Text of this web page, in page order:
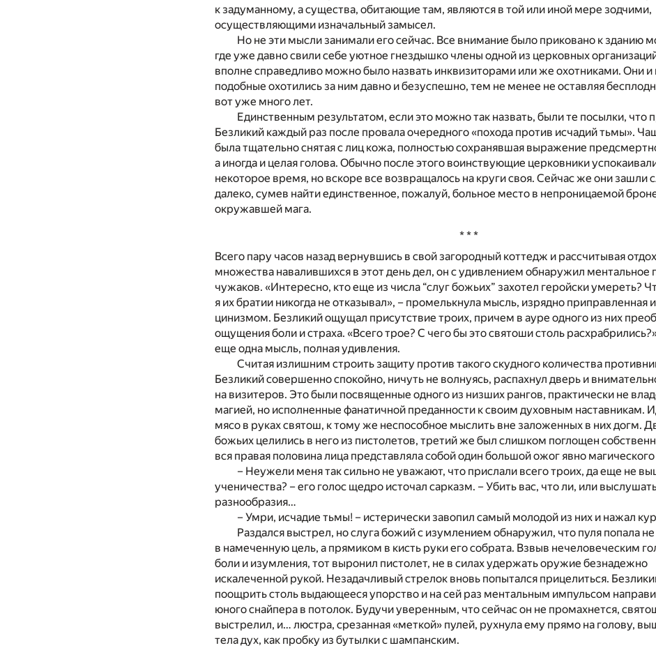
к задуманному, а существа, обитающие там, являются в той или иной мере зодчими,
осуществляющими изначальный замысел.
Но не эти мысли занимали его сейчас. Все внимание было приковано к зданию
где уже давно свили себе уютное гнездышко члены одной из церковных
вполне справедливо можно было назвать инквизиторами или же охотниками. Они и
подобные охотились за ним давно и безуспешно, тем не менее не оставляя
вот уже много лет.
Единственным результатом, если это можно так назвать, были те посылки, что
Безликий каждый раз после провала очередного «похода против исчадий тьмы».
была тщательно снятая с лиц кожа, полностью сохранявшая выражение
а иногда и целая голова. Обычно после этого воинствующие церковники
некоторое время, но вскоре все возвращалось на круги своя. Сейчас же они зашли
далеко, сумев найти единственное, пожалуй, больное место в непроницаемой
окружавшей мага.
* * *
Всего пару часов назад вернувшись в свой загородный коттедж и рассчитывая
множества навалившихся в этот день дел, он с удивлением обнаружил ментальное
чужаков. «Интересно, кто еще из числа “слуг божьих” захотел геройски умереть?
я их братии никогда не отказывал», – промелькнула мысль, изрядно приправленная
цинизмом. Безликий ощущал присутствие троих, причем в ауре одного из них
ощущения боли и страха. «Всего трое? С чего бы это святоши столь
еще одна мысль, полная удивления.
Считая излишним строить защиту против такого скудного количества
Безликий совершенно спокойно, ничуть не волнуясь, распахнул дверь и
на визитеров. Это были посвященные одного из низших рангов, практически не
магией, но исполненные фанатичной преданности к своим духовным наставникам.
мясо в руках святош, к тому же неспособное мыслить вне заложенных в них догм.
божьих целились в него из пистолетов, третий же был слишком поглощен
вся правая половина лица представляла собой один большой ожог явно
– Неужели меня так сильно не уважают, что прислали всего троих, да еще не
ученичества? – его голос щедро источал сарказм. – Убить вас, что ли, или
разнообразия…
– Умри, исчадие тьмы! – истерически завопил самый молодой из них и нажал
Раздался выстрел, но слуга божий с изумлением обнаружил, что пуля попала не
в намеченную цель, а прямиком в кисть руки его собрата. Взвыв нечеловеческим
боли и изумления, тот выронил пистолет, не в силах удержать оружие безнадежно
искалеченной рукой. Незадачливый стрелок вновь попытался прицелиться.
поощрить столь выдающееся упорство и на сей раз ментальным импульсом
юного снайпера в потолок. Будучи уверенным, что сейчас он не промахнется,
выстрелил, и… люстра, срезанная «меткой» пулей, рухнула ему прямо на голову,
тела дух, как пробку из бутылки с шампанским.